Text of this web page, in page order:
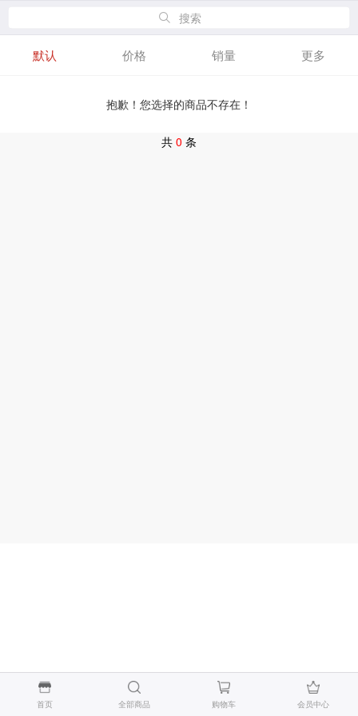
搜索
默认 价格 销量 更多
抱歉！您选择的商品不存在！
共 0 条
首页 全部商品 购物车 会员中心